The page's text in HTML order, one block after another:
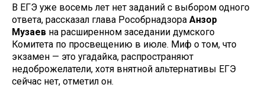
В ЕГЭ уже восемь лет нет заданий с выбором одного
ответа, рассказал глава Рособрнадзора Анзор
Музаев на расширенном заседании думского
Комитета по просвещению в июле. Миф о том, что
экзамен — это угадайка, распространяют
недоброжелатели, хотя внятной альтернативы ЕГЭ
сейчас нет, отметил он.